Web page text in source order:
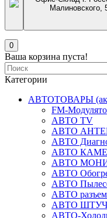
Малиновского,
0
Ваша корзина пуста!
Категории
АВТОТОВАРЫ
FM-
АВТО TV
АВТО
АВТО
АВТО
АВТО
АВТО
АВТО
АВТО
АВТО
АВТО-